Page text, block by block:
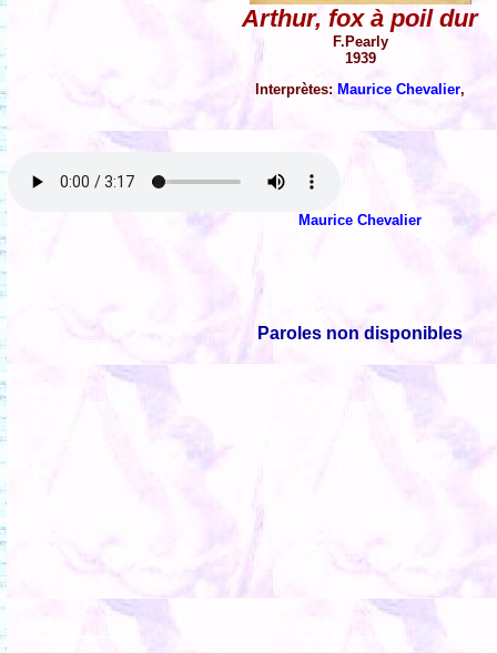
Arthur, fox à poil dur
F.Pearly
1939
Interprètes: Maurice Chevalier,
Maurice Chevalier
Paroles non disponibles